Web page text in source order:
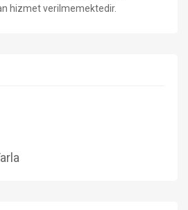
hizmet verilmemektedir.